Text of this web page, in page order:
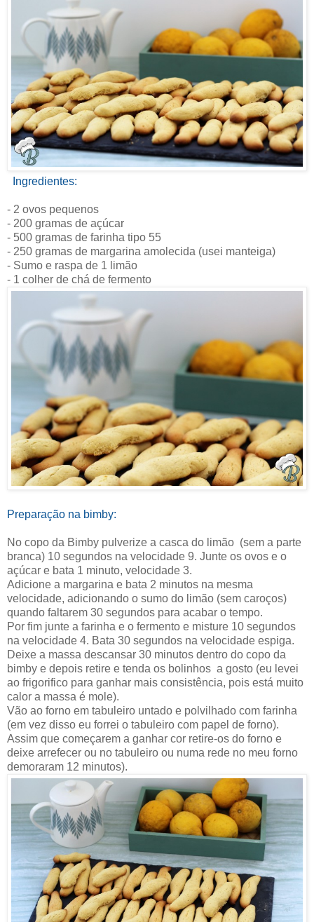
Ingredientes:
- 2 ovos pequenos
- 200 gramas de açúcar
- 500 gramas de farinha tipo 55
- 250 gramas de margarina amolecida (usei manteiga)
- Sumo e raspa de 1 limão
- 1 colher de chá de fermento
Preparação na bimby:
No copo da Bimby pulverize a casca do limão (sem a parte
branca) 10 segundos na velocidade 9. Junte os ovos e o
açúcar e bata 1 minuto, velocidade 3.
Adicione a margarina e bata 2 minutos na mesma
velocidade, adicionando o sumo do limão (sem caroços)
quando faltarem 30 segundos para acabar o tempo.
Por fim junte a farinha e o fermento e misture 10 segundos
na velocidade 4. Bata 30 segundos na velocidade espiga.
Deixe a massa descansar 30 minutos dentro do copo da
bimby e depois retire e tenda os bolinhos a gosto (eu levei
ao frigorifico para ganhar mais consistência, pois está muito
calor a massa é mole).
Vão ao forno em tabuleiro untado e polvilhado com farinha
(em vez disso eu forrei o tabuleiro com papel de forno).
Assim que começarem a ganhar cor retire-os do forno e
deixe arrefecer ou no tabuleiro ou numa rede no meu forno
demoraram 12 minutos).